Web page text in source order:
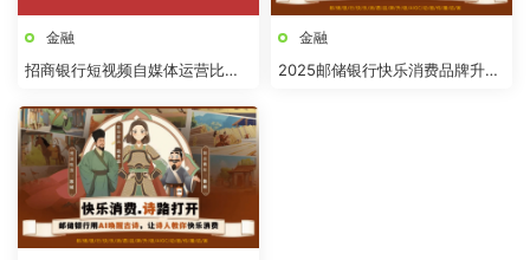
金融
招商银行短视频自媒体运营比稿
金融
2025邮储银行快乐消费品牌升级